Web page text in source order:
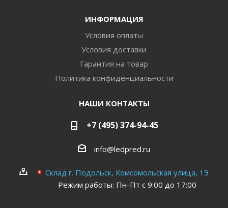
ИНФОРМАЦИЯ
Условия оплаты
Условия доставки
Гарантия на товар
Политика конфиденциальности
НАШИ КОНТАКТЫ
+7 (495) 374-94-45
info@ledpred.ru
Склад г. Подольск, Комсомольская улица, 1Э
Режим работы: Пн-Пт с 9:00 до 17:00